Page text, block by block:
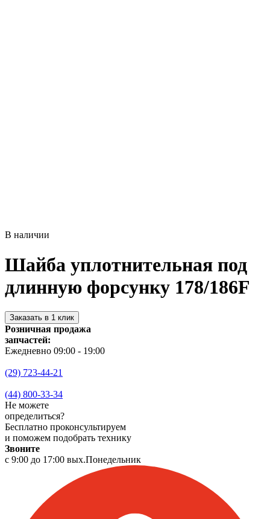
В наличии
Шайба уплотнительная под
длинную форсунку 178/186F
Заказать в 1 клик
Розничная продажа
запчастей:
Ежедневно 09:00 - 19:00
(29) 723-44-21
(44) 800-33-34
Не можете
определиться?
Бесплатно проконсультируем
и поможем подобрать технику
Звоните
с 9:00 до 17:00 вых.Понедельник